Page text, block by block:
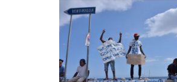
GAZA FREESTYLE
CSOA LAMBRETTA
MSM
STUDENTI TSUNAMI